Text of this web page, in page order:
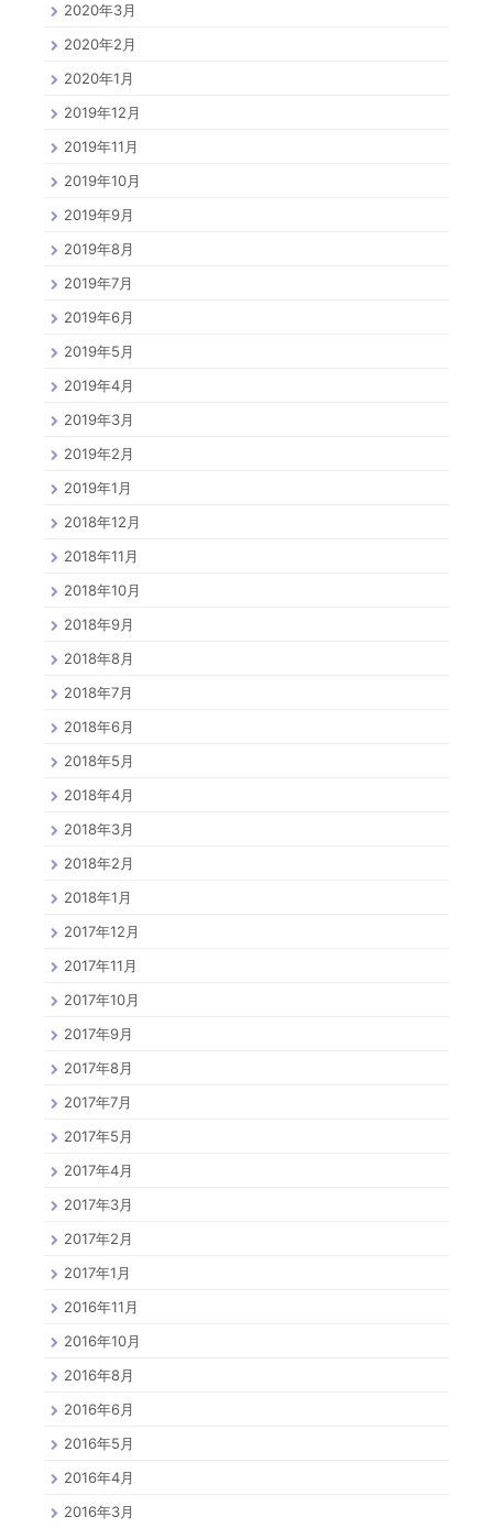
2020年3月
2020年2月
2020年1月
2019年12月
2019年11月
2019年10月
2019年9月
2019年8月
2019年7月
2019年6月
2019年5月
2019年4月
2019年3月
2019年2月
2019年1月
2018年12月
2018年11月
2018年10月
2018年9月
2018年8月
2018年7月
2018年6月
2018年5月
2018年4月
2018年3月
2018年2月
2018年1月
2017年12月
2017年11月
2017年10月
2017年9月
2017年8月
2017年7月
2017年5月
2017年4月
2017年3月
2017年2月
2017年1月
2016年11月
2016年10月
2016年8月
2016年6月
2016年5月
2016年4月
2016年3月